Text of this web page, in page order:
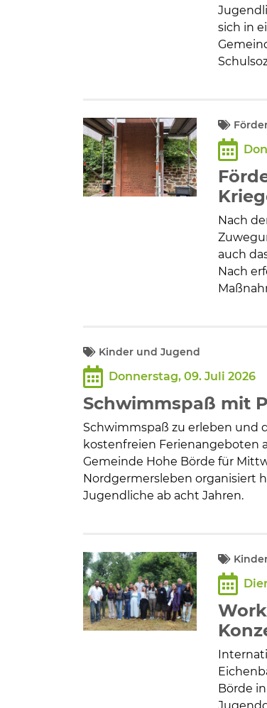
sich in
Nach
auch
Nach
Kinder und Jugend
Donnerstag, 09. Juli 2026
Schwimmspaß mit
Schwimmspaß zu erleben und
kostenfreien Ferienangeboten
Gemeinde Hohe Börde für
Nordgermersleben organisiert
Jugendliche ab acht Jahren.
Börde